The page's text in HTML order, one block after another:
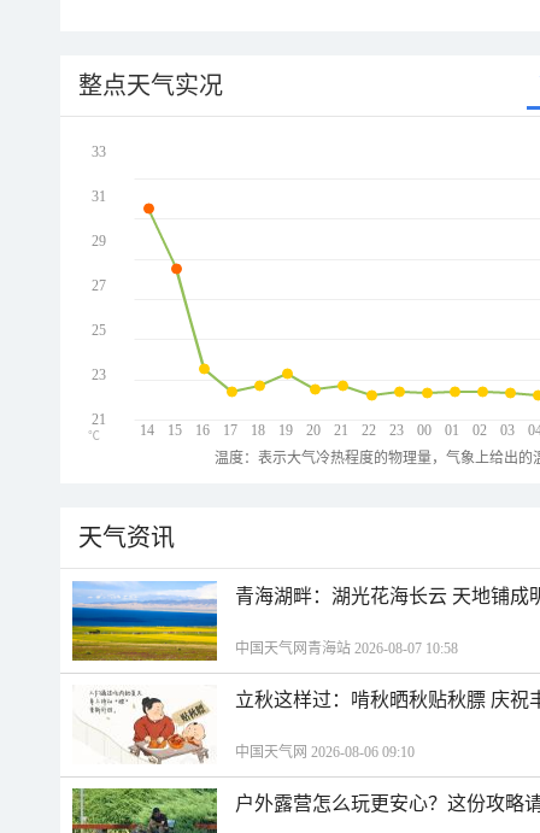
整点天气实况
14 15 16 17 18 19 20 21 22 23 00 01 02 03
33
31
29
27
25
23
21
℃
温度：表示大气冷热程度的物理量，气象上给出
天气资讯
青海湖畔：湖光花海长云 天地铺成
中国天气网青海站 2026-08-07 10:58
立秋这样过：啃秋晒秋贴秋膘 庆祝
中国天气网 2026-08-06 09:10
户外露营怎么玩更安心？这份攻略